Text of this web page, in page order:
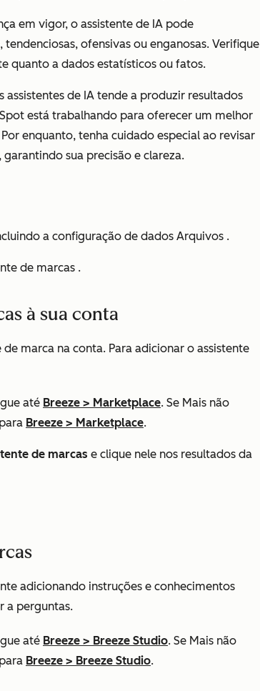
em vigor, o assistente de IA pode
ofensivas ou enganosas. Verifique
quanto a dados estatísticos ou fatos.
de IA tende a produzir resultados
está trabalhando para oferecer um melhor
enquanto, tenha cuidado especial ao revisar
sua precisão e clareza.
a configuração de dados Arquivos .
de marcas .
à sua conta
marca na conta. Para adicionar o assistente
até Breeze > Marketplace. Se Mais não
Breeze > Marketplace.
de marcas e clique nele nos resultados da
adicionando instruções e conhecimentos
a perguntas.
até Breeze > Breeze Studio. Se Mais não
Breeze > Breeze Studio.